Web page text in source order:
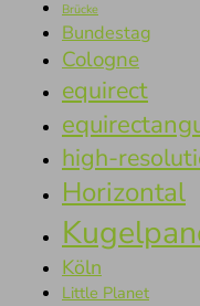
Brücke
Bundestag
Cologne
equirect
high-
Horizontal
Köln
Little Planet